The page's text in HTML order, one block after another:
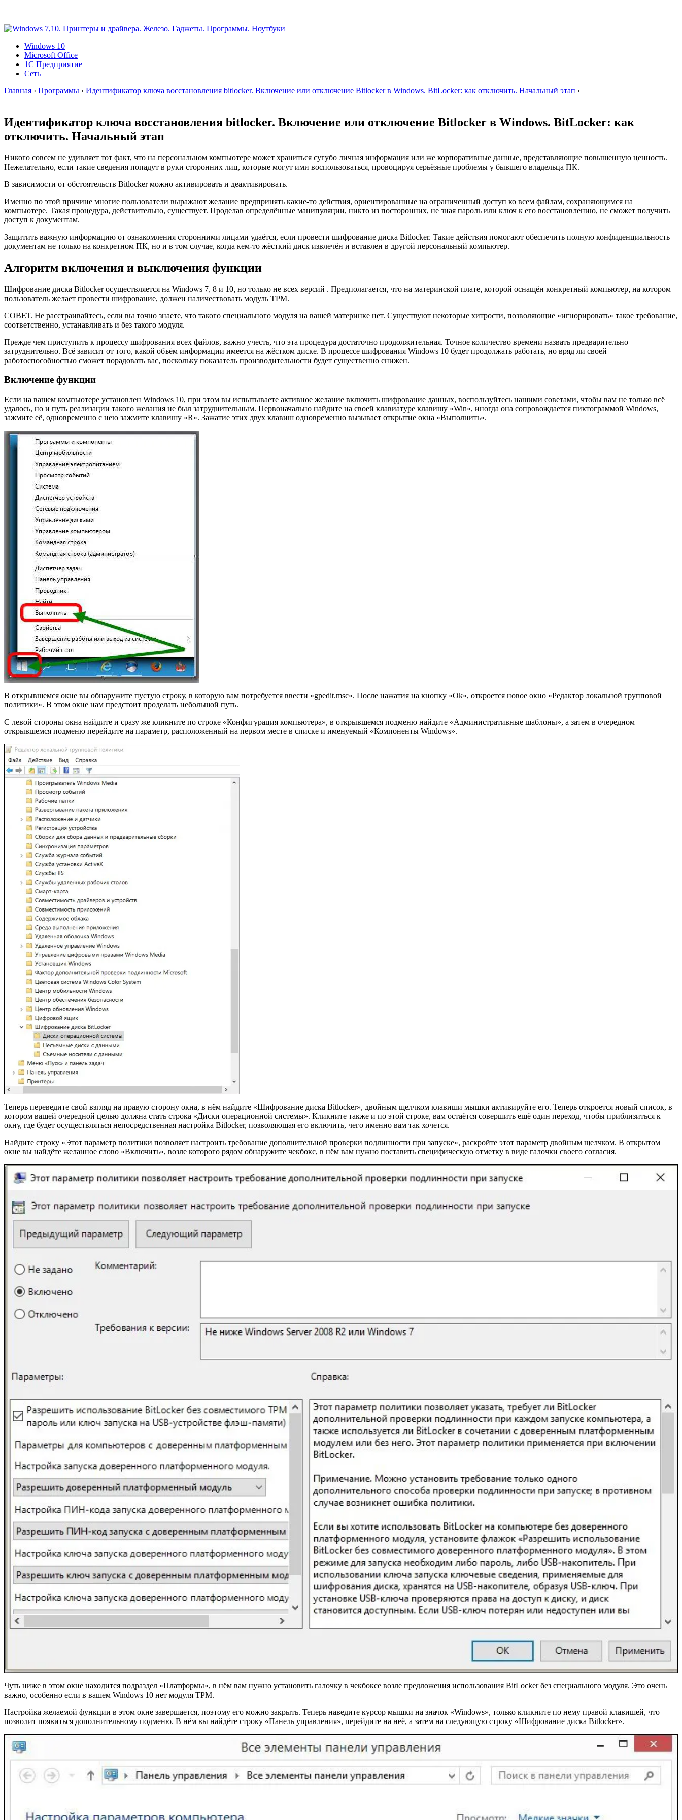
Windows 10
Microsoft Office
1C Предприятие
Сеть
Главная › Программы › Идентификатор ключа восстановления bitlocker. Включение или отключение Bitlocker в Windows. BitLocker: как отключить. Начальный этап ›
Идентификатор ключа восстановления bitlocker. Включение или отключение Bitlocker в Windows. BitLocker: как
отключить. Начальный этап
Никого совсем не удивляет тот факт, что на персональном компьютере может храниться сугубо личная информация или же корпоративные данные, представляющие повышенную ценность.
Нежелательно, если такие сведения попадут в руки сторонних лиц, которые могут ими воспользоваться, провоцируя серьёзные проблемы у бывшего владельца ПК.
В зависимости от обстоятельств Bitlocker можно активировать и деактивировать.
Именно по этой причине многие пользователи выражают желание предпринять какие-то действия, ориентированные на ограниченный доступ ко всем файлам, сохраняющимся на
компьютере. Такая процедура, действительно, существует. Проделав определённые манипуляции, никто из посторонних, не зная пароль или ключ к его восстановлению, не сможет получить
доступ к документам.
Защитить важную информацию от ознакомления сторонними лицами удаётся, если провести шифрование диска Bitlocker. Такие действия помогают обеспечить полную конфиденциальность
документам не только на конкретном ПК, но и в том случае, когда кем-то жёсткий диск извлечён и вставлен в другой персональный компьютер.
Алгоритм включения и выключения функции
Шифрование диска Bitlocker осуществляется на Windows 7, 8 и 10, но только не всех версий . Предполагается, что на материнской плате, которой оснащён конкретный компьютер, на котором
пользователь желает провести шифрование, должен наличествовать модуль TPM.
СОВЕТ. Не расстраивайтесь, если вы точно знаете, что такого специального модуля на вашей материнке нет. Существуют некоторые хитрости, позволяющие «игнорировать» такое требование,
соответственно, устанавливать и без такого модуля.
Прежде чем приступить к процессу шифрования всех файлов, важно учесть, что эта процедура достаточно продолжительная. Точное количество времени назвать предварительно
затруднительно. Всё зависит от того, какой объём информации имеется на жёстком диске. В процессе шифрования Windows 10 будет продолжать работать, но вряд ли своей
работоспособностью сможет порадовать вас, поскольку показатель производительности будет существенно снижен.
Включение функции
Если на вашем компьютере установлен Windows 10, при этом вы испытываете активное желание включить шифрование данных, воспользуйтесь нашими советами, чтобы вам не только всё
удалось, но и путь реализации такого желания не был затруднительным. Первоначально найдите на своей клавиатуре клавишу «Win», иногда она сопровождается пиктограммой Windows,
зажмите её, одновременно с нею зажмите клавишу «R». Зажатие этих двух клавиш одновременно вызывает открытие окна «Выполнить».
В открывшемся окне вы обнаружите пустую строку, в которую вам потребуется ввести «gpedit.msc». После нажатия на кнопку «Ok», откроется новое окно «Редактор локальной групповой
политики». В этом окне нам предстоит проделать небольшой путь.
С левой стороны окна найдите и сразу же кликните по строке «Конфигурация компьютера», в открывшемся подменю найдите «Административные шаблоны», а затем в очередном
открывшемся подменю перейдите на параметр, расположенный на первом месте в списке и именуемый «Компоненты Windows».
Теперь переведите свой взгляд на правую сторону окна, в нём найдите «Шифрование диска Bitlocker», двойным щелчком клавиши мышки активируйте его. Теперь откроется новый список, в
котором вашей очередной целью должна стать строка «Диски операционной системы». Кликните также и по этой строке, вам остаётся совершить ещё один переход, чтобы приблизиться к
окну, где будет осуществляться непосредственная настройка Bitlocker, позволяющая его включить, чего именно вам так хочется.
Найдите строку «Этот параметр политики позволяет настроить требование дополнительной проверки подлинности при запуске», раскройте этот параметр двойным щелчком. В открытом
окне вы найдёте желанное слово «Включить», возле которого рядом обнаружите чекбокс, в нём вам нужно поставить специфическую отметку в виде галочки своего согласия.
Чуть ниже в этом окне находится подраздел «Платформы», в нём вам нужно установить галочку в чекбоксе возле предложения использования BitLocker без специального модуля. Это очень
важно, особенно если в вашем Windows 10 нет модуля TPM.
Настройка желаемой функции в этом окне завершается, поэтому его можно закрыть. Теперь наведите курсор мышки на значок «Windows», только кликните по нему правой клавишей, что
позволит появиться дополнительному подменю. В нём вы найдёте строку «Панель управления», перейдите на неё, а затем на следующую строку «Шифрование диска Bitlocker».